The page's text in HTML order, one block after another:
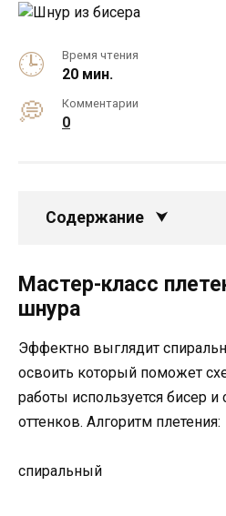
Время чтения
20 мин.
Комментарии
0
Содержание
Мастер-класс
шнура
Эффектно выглядит
освоить который поможет
работы используется бисер и
оттенков. Алгоритм плетения:
спиральный